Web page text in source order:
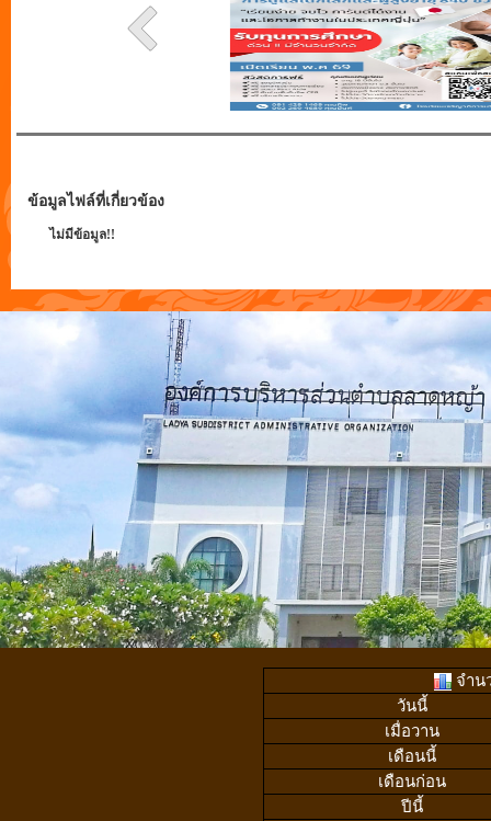
ข้อมูลไฟล์ที่เกี่ยวข้อง
ไม่มีข้อมูล!!
จำน
วันนี้
เมื่อวาน
เดือนนี้
เดือนก่อน
ปีนี้